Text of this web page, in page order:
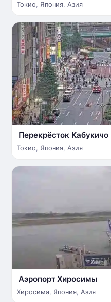
Токио, Япония, Азия
Перекрёсток Кабукичо
Токио, Япония, Азия
Аэропорт Хиросимы
Хиросима, Япония, Азия